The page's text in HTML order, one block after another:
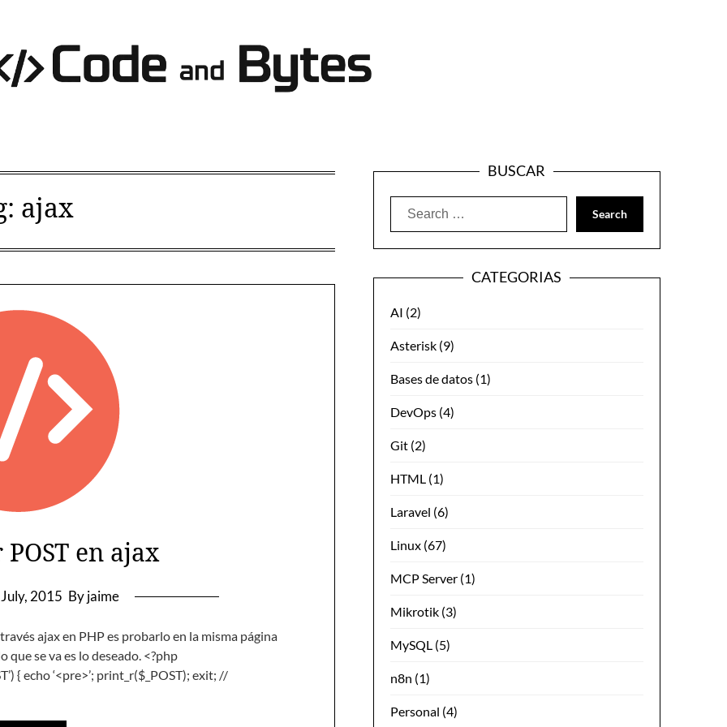
ajax
en ajax
2015 By jaime
ajax en PHP es probarlo en la misma página
se va es lo deseado. <?php
{ echo ‘<pre>’; print_r($_POST); exit; //
BUSCAR
Search
CATEGORIAS
AI (2)
Asterisk(9)
Bases de datos(1)
DevOps(4)
Git(2)
HTML(1)
Laravel (6)
Linux(67)
MCP Server(1)
Mikrotik(3)
MySQL(5)
n8n (1)
Personal (4)